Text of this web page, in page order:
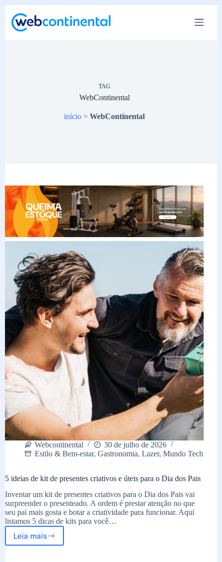
para
TAG
WebContinental
início >WebContinental
Webcontinental
30 de julho de 2026
Estilo & Bem-estar, Gastronomia, Lazer, Mundo Tech
5 ideias de kit de presentes criativos e úteis para o Dia dos Pais
Inventar um kit de presentes criativos para o Dia dos Pais vai
surpreender o presenteado. A ordem é prestar atenção no que
seu pai mais gosta e botar a criatividade para funcionar. Aqui
listamos 5 dicas de kits para você…
Leia mais
5